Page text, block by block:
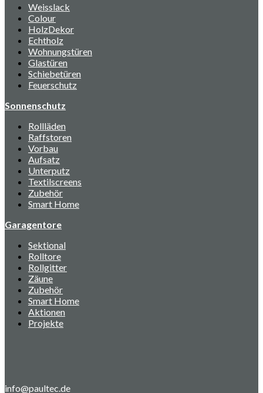
Weisslack
Colour
HolzDekor
Echtholz
Wohnungstüren
Glastüren
Schiebetüren
Feuerschutz
Sonnenschutz
Rollläden
Raffstoren
Vorbau
Aufsatz
Unterputz
Textilscreens
Zubehör
Smart Home
Garagentore
Sektional
Rolltore
Rollgitter
Zäune
Zubehör
Smart Home
Aktionen
Projekte
info@paultec.de